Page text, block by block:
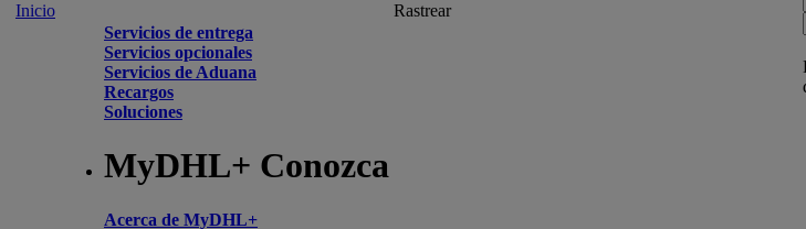
Inicio
Servicios de entrega
Servicios opcionales
Servicios de Aduana
Recargos
Soluciones
MyDHL+ Conozca
Acerca de MyDHL+
Rastrear